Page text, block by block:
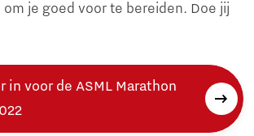
om je goed voor te bereiden. Doe jij
in voor de ASML Marathon